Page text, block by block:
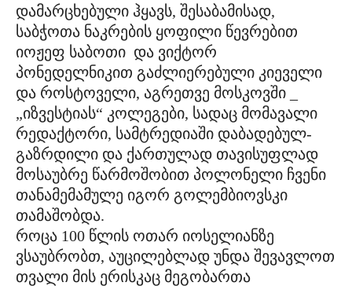
დამარცხებული ჰყავს, შესაბამისად,
საბჭოთა ნაკრების ყოფილი წევრებით
იოჟეფ საბოთი და ვიქტორ
პონედელნიკით გაძლიერებული კიეველი
და როსტოველი, აგრეთვე მოსკოვში _
„იზვესტიას“ კოლეგები, სადაც მომავალი
რედაქტორი, სამტრედიაში დაბადებულ-
გაზრდილი და ქართულად თავისუფლად
მოსაუბრე წარმოშობით პოლონელი ჩვენი
თანამემამულე იგორ გოლემბიოვსკი
თამაშობდა.
როცა 100 წლის ოთარ იოსელიანზე
ვსაუბრობთ, აუცილებლად უნდა შევავლოთ
თვალი მის ერისკაც მეგობართა